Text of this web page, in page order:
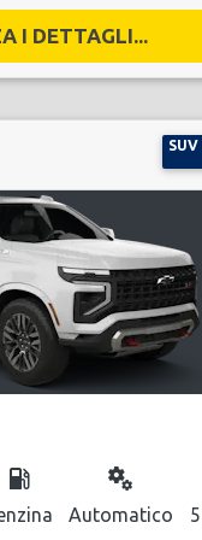
I DETTAGLI...
SUV
local_gas_station miscellaneous_services
Automatico